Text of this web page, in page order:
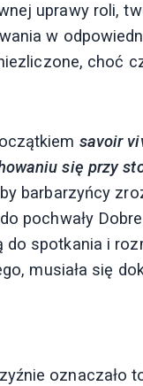
uprawy roli,
w
choć
savoir
się przy
barbarzyńcy
pochwały
spotkania i
musiała się
oznaczało